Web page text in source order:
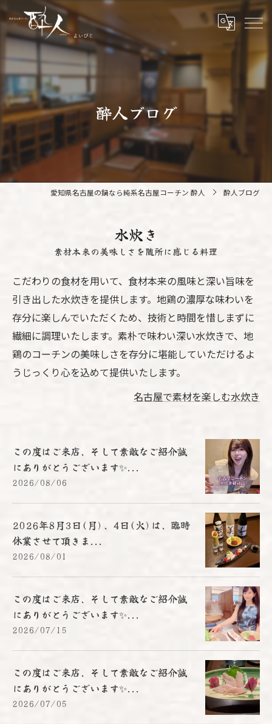
酔人ブログ
愛知県名古屋の鍋なら純系名古屋コーチン 酔人 酔人ブログ
水炊き
素材本来の美味しさを随所に感じる料理
こだわりの食材を用いて、食材本来の風味と深い旨味を
引き出した水炊きを提供します。地鶏の濃厚な味わいを
存分に楽しんでいただくため、技術と時間を惜しまずに
繊細に調理いたします。素朴で味わい深い水炊きで、地
鶏のコーチンの美味しさを存分に堪能していただけるよ
うじっくり心を込めて提供いたします。
名古屋で素材を楽しむ水炊き
この度はご来店、そして素敵なご紹介誠
にありがとうございます✨...
2026/08/06
2026年8月3日(月)、4日(火)は、臨時
休業させて頂きま...
2026/08/01
この度はご来店、そして素敵なご紹介誠
にありがとうございます✨...
2026/07/15
この度はご来店、そして素敵なご紹介誠
にありがとうございます✨...
2026/07/05